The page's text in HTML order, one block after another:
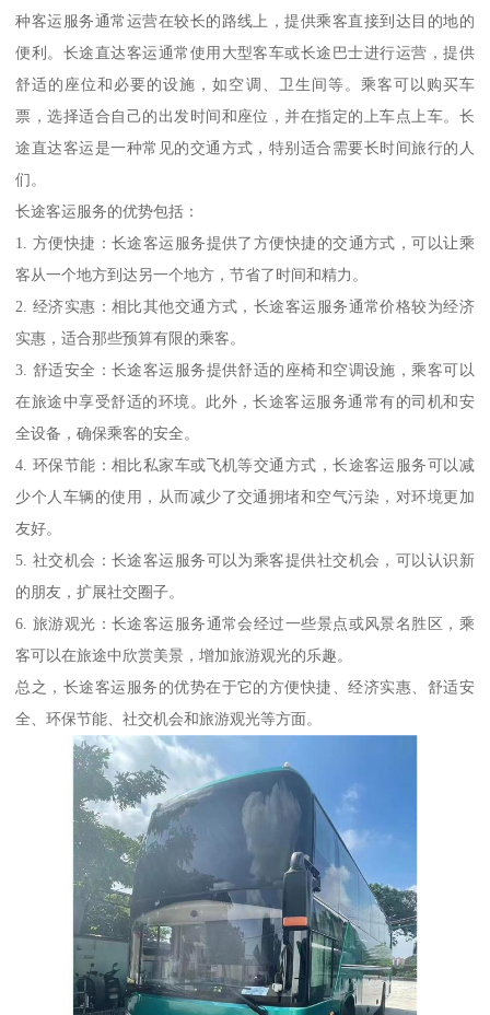
种客运服务通常运营在较长的路线上，提供乘客直接到达目的地的
便利。长途直达客运通常使用大型客车或长途巴士进行运营，提供
舒适的座位和必要的设施，如空调、卫生间等。乘客可以购买车
票，选择适合自己的出发时间和座位，并在指定的上车点上车。长
途直达客运是一种常见的交通方式，特别适合需要长时间旅行的人
们。
长途客运服务的优势包括：
1. 方便快捷：长途客运服务提供了方便快捷的交通方式，可以让乘
客从一个地方到达另一个地方，节省了时间和精力。
2. 经济实惠：相比其他交通方式，长途客运服务通常价格较为经济
实惠，适合那些预算有限的乘客。
3. 舒适安全：长途客运服务提供舒适的座椅和空调设施，乘客可以
在旅途中享受舒适的环境。此外，长途客运服务通常有的司机和安
全设备，确保乘客的安全。
4. 环保节能：相比私家车或飞机等交通方式，长途客运服务可以减
少个人车辆的使用，从而减少了交通拥堵和空气污染，对环境更加
友好。
5. 社交机会：长途客运服务可以为乘客提供社交机会，可以认识新
的朋友，扩展社交圈子。
6. 旅游观光：长途客运服务通常会经过一些景点或风景名胜区，乘
客可以在旅途中欣赏美景，增加旅游观光的乐趣。
总之，长途客运服务的优势在于它的方便快捷、经济实惠、舒适安
全、环保节能、社交机会和旅游观光等方面。